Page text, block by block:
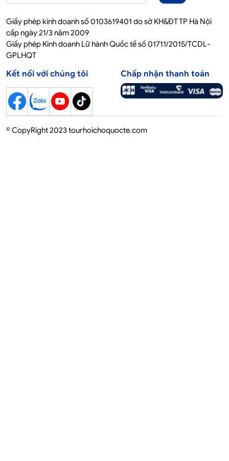
Giấy phép kinh doanh số 0103619401 do sở KH&ĐT TP Hà Nội
cấp ngày 21/3 năm 2009
Giấy phép Kinh doanh Lữ hành Quốc tế số 01711/2015/TCDL-
GPLHQT
Kết nối với chúng tôi Chấp nhận thanh toán
© CopyRight 2023 tourhoichoquocte.com